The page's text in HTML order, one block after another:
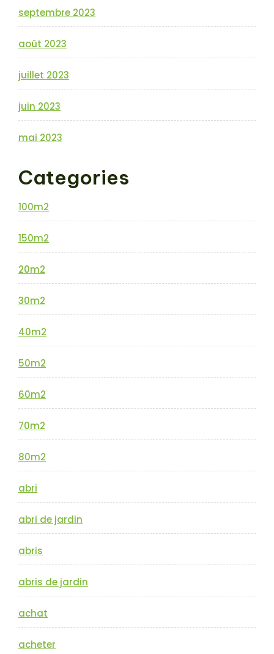
septembre 2023
août 2023
juillet 2023
juin 2023
mai 2023
Categories
100m2
150m2
20m2
30m2
40m2
50m2
60m2
70m2
80m2
abri
abri de jardin
abris
abris de jardin
achat
acheter